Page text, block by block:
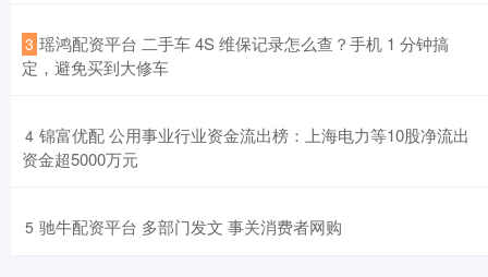
3 ​瑶鸿配资平台 二手车 4S 维保记录怎么查？手机 1 分钟搞
定，避免买到大修车
4 ​锦富优配 公用事业行业资金流出榜：上海电力等10股净流出
资金超5000万元
5 ​驰牛配资平台 多部门发文 事关消费者网购